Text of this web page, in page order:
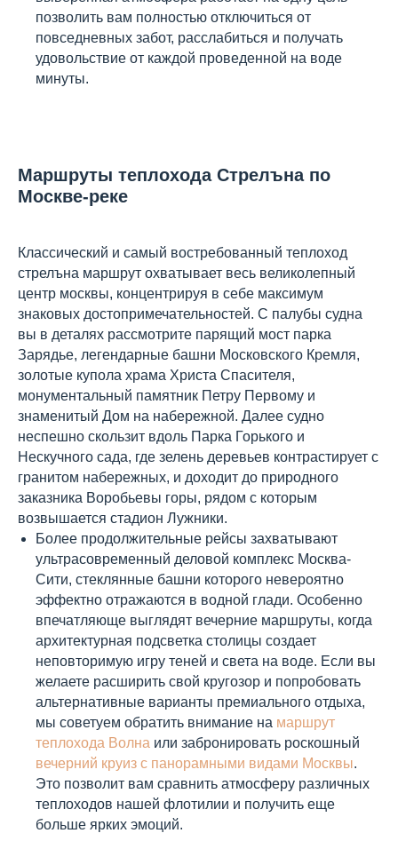
позволить вам полностью отключиться от
повседневных забот, расслабиться и получать
удовольствие от каждой проведенной на воде
минуты.
Маршруты теплохода Стрелъна по
Москве-реке
Классический и самый востребованный теплоход
стрелъна маршрут охватывает весь великолепный
центр москвы, концентрируя в себе максимум
знаковых достопримечательностей. С палубы судна
вы в деталях рассмотрите парящий мост парка
Зарядье, легендарные башни Московского Кремля,
золотые купола храма Христа Спасителя,
монументальный памятник Петру Первому и
знаменитый Дом на набережной. Далее судно
неспешно скользит вдоль Парка Горького и
Нескучного сада, где зелень деревьев контрастирует с
гранитом набережных, и доходит до природного
заказника Воробьевы горы, рядом с которым
возвышается стадион Лужники.
Более продолжительные рейсы захватывают
ультрасовременный деловой комплекс Москва-
Сити, стеклянные башни которого невероятно
эффектно отражаются в водной глади. Особенно
впечатляюще выглядят вечерние маршруты, когда
архитектурная подсветка столицы создает
неповторимую игру теней и света на воде. Если вы
желаете расширить свой кругозор и попробовать
альтернативные варианты премиального отдыха,
мы советуем обратить внимание на маршрут
теплохода Волна или забронировать роскошный
вечерний круиз с панорамными видами Москвы.
Это позволит вам сравнить атмосферу различных
теплоходов нашей флотилии и получить еще
больше ярких эмоций.